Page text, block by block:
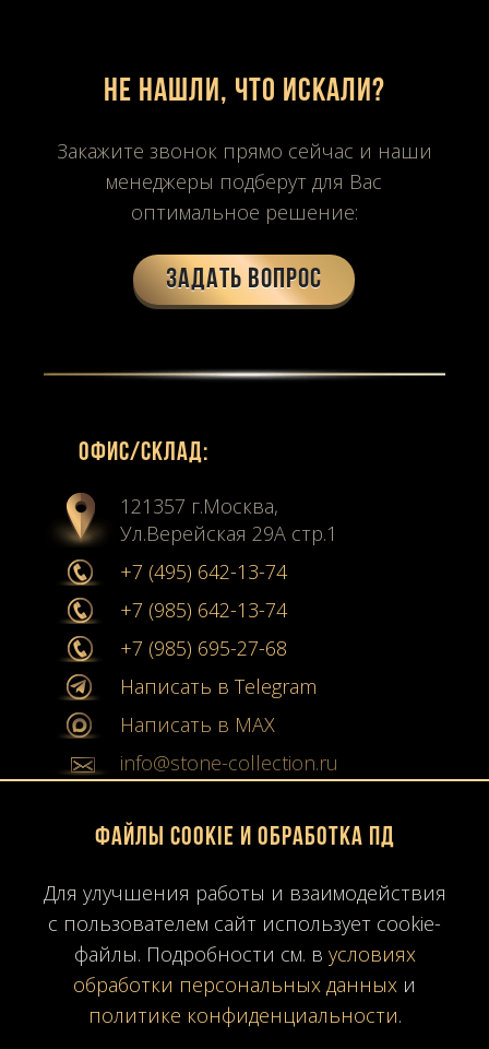
Не нашли, что искали?
Закажите звонок прямо сейчас и наши
менеджеры подберут для Вас
оптимальное решение:
Задать вопрос
Офиc/склад:
121357 г.Москва,
Ул.Верейская 29А стр.1
+7 (495) 642-13-74
+7 (985) 642-13-74
+7 (985) 695-27-68
Написать в Telegram
Написать в MAX
info@stone-collection.ru
Мы в социальных сетях:
Youtube
Карта сайта
Политика конфиденциальности
Файлы Cookie и обработка ПД
Для улучшения работы и взаимодействия
с пользователем сайт использует cookie-
файлы. Подробности см. в условиях
обработки персональных данных и
политике конфиденциальности.